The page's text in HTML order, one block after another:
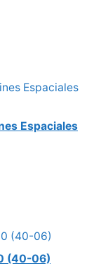
Espaciales
(40-06)